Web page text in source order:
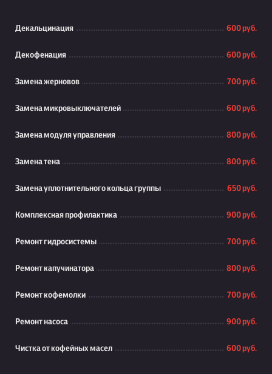
Декальцинация 600 руб.
Декофенация 600 руб.
Замена жерновов 700 руб.
Замена микровыключателей 600 руб.
Замена модуля управления 800 руб.
Замена тена 800 руб.
Замена уплотнительного кольца группы 650 руб.
Комплексная профилактика 900 руб.
Ремонт гидросистемы 700 руб.
Ремонт капучинатора 800 руб.
Ремонт кофемолки 700 руб.
Ремонт насоса 900 руб.
Чистка от кофейных масел 600 руб.